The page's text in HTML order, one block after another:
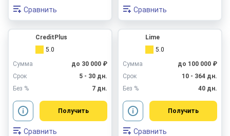
Сравнить Сравнить
CreditPlus
5.0
Сумма
до 30 000 ₽
Срок
5 - 30 дн.
Без %
7 дн.
Получить
Сравнить
Lime
5.0
Сумма
до 100 000 ₽
Срок
10 - 364 дн.
Без %
40 дн.
Получить
Сравнить